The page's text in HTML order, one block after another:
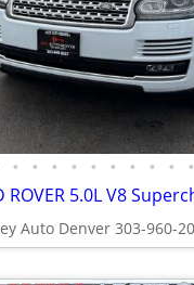
• • • • • • • • • •
ROVER 5.0L V8
Auto Denver 303-960-